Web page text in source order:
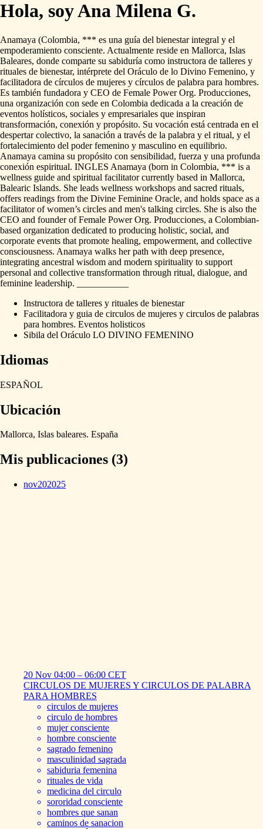
Hola, soy Ana Milena G.
Anamaya (Colombia, *** es una guía del bienestar integral y el
empoderamiento consciente. Actualmente reside en Mallorca, Islas
Baleares, donde comparte su sabiduría como instructora de talleres y
rituales de bienestar, intérprete del Oráculo de lo Divino Femenino, y
facilitadora de círculos de mujeres y círculos de palabra para hombres.
Es también fundadora y CEO de Female Power Org. Producciones,
una organización con sede en Colombia dedicada a la creación de
eventos holísticos, sociales y empresariales que inspiran
transformación, conexión y propósito. Su vocación está centrada en el
despertar colectivo, la sanación a través de la palabra y el ritual, y el
fortalecimiento del poder femenino y masculino en equilibrio.
Anamaya camina su propósito con sensibilidad, fuerza y una profunda
conexión espiritual. INGLES Anamaya (born in Colombia, *** is a
wellness guide and spiritual facilitator currently based in Mallorca,
Balearic Islands. She leads wellness workshops and sacred rituals,
offers readings from the Divine Feminine Oracle, and holds space as a
facilitator of women’s circles and men's talking circles. She is also the
CEO and founder of Female Power Org. Producciones, a Colombian-
based organization dedicated to producing holistic, social, and
corporate events that promote healing, empowerment, and collective
consciousness. Anamaya walks her path with deep presence,
integrating ancestral wisdom and modern spirituality to support
personal and collective transformation through ritual, dialogue, and
feminine leadership.
Instructora de talleres y rituales de bienestar
Facilitadora y guia de circulos de mujeres y circulos de palabras
para hombres. Eventos holisticos
Sibila del Oráculo LO DIVINO FEMENINO
Idiomas
ESPAÑOL
Ubicación
Mallorca, Islas baleares. España
Mis publicaciones (3)
nov202025
20 Nov 04:00 – 06:00 CET
CIRCULOS DE MUJERES Y CIRCULOS DE PALABRA
PARA HOMBRES
circulos de mujeres
circulo de hombres
mujer consciente
hombre consciente
sagrado femenino
masculinidad sagrada
sabiduria femenina
rituales de vida
medicina del circulo
sororidad consciente
hombres que sanan
caminos de sanacion